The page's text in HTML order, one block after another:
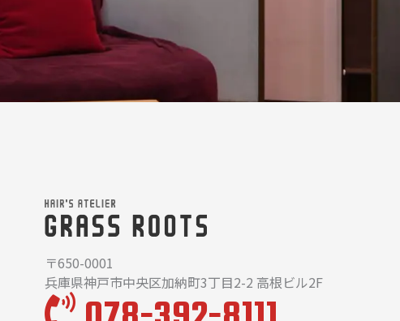
〒650-0001
兵庫県神戸市中央区加納町3丁目2-2 高根ビル2F